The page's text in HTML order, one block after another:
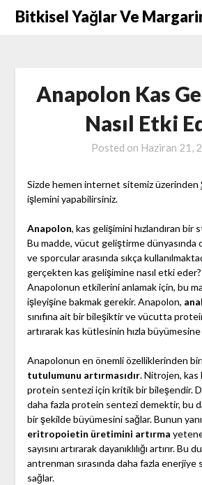
SkipBitkisel Yağlar Ve
Anapolon Kas
Nasıl Etki
Posted on Haziran 21,
Sizde hemen internet sitemiz üzerinden
işlemini yapabilirsiniz.
Anapolon, kas gelişimini hızlandıran bir
Bu madde, vücut geliştirme dünyasında
ve sporcular arasında sıkça
gerçekten kas gelişimine nasıl etki
Anapolonun etkilerini anlamak için, bu
işleyişine bakmak gerekir. Anapolon,
sınıfına ait bir bileşiktir ve vücutta
artırarak kas kütlesinin hızla büyümesine
Anapolonun en önemli özelliklerinden
tutulumunu artırmasıdır. Nitrojen,
protein sentezi için kritik bir bileşendir.
daha fazla protein sentezi demektir, bu da
bir şekilde büyümesini sağlar. Bunun
eritropoietin üretimini artırma
sayısını artırarak dayanıklılığı artırır. Bu
antrenman sırasında daha fazla enerjiye
sağlar.